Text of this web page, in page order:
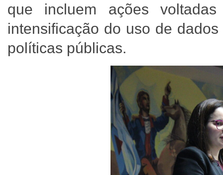
que incluem ações
intensificação do uso de
políticas públicas.